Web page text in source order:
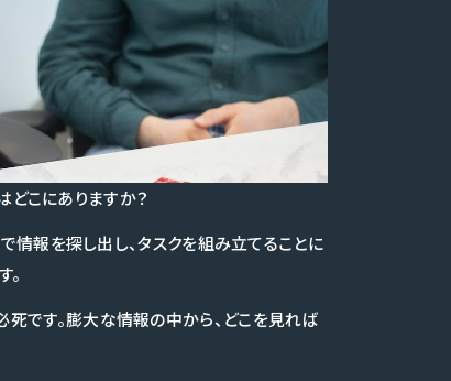
こにありますか？
報を探し出し、タスクを組み立てることに
です。膨大な情報の中から、どこを見れば